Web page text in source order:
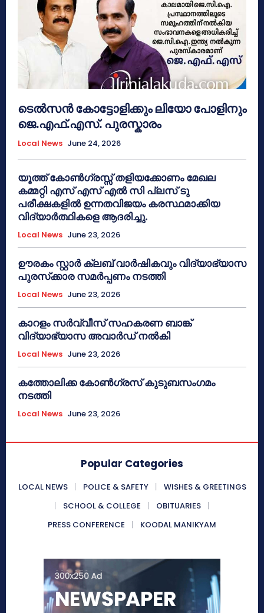
ടെൽസൻ കോട്ടോളിക്കും ലിയോ പോളിനും
ജെ.എഫ്.എസ്. പുരസ്കാരം
Local News June 24, 2026
യൂത്ത് കോൺഗ്രസ്സ് തളിയക്കോണം മേഖല
കമ്മറ്റി എസ് എസ് എൽ സി പ്ലസ് ടു
പരീക്ഷകളിൽ ഉന്നതവിജയം കരസ്ഥമാക്കിയ
വിദ്യാർത്ഥികളെ ആദരിച്ചു.
Local News June 23, 2026
ഊരകം സ്റ്റാർ ക്ലബ് വാർഷികവും വിദ്യാഭ്യാസ
പുരസ്‌ക്കാര സമർപ്പണം നടത്തി
Local News June 23, 2026
കാറളം സർവ്വീസ് സഹകരണ ബാങ്ക്
വിദ്യാഭ്യാസ അവാർഡ് നൽകി
Local News June 23, 2026
കത്തോലിക്ക കോൺഗ്രസ് കുടുബസംഗമം
നടത്തി
Local News June 23, 2026
Popular Categories
LOCAL NEWS POLICE & SAFETY
WISHES & GREETINGS
SCHOOL & COLLEGE
OBITUARIES
PRESS CONFERENCE
KOODAL MANIKYAM